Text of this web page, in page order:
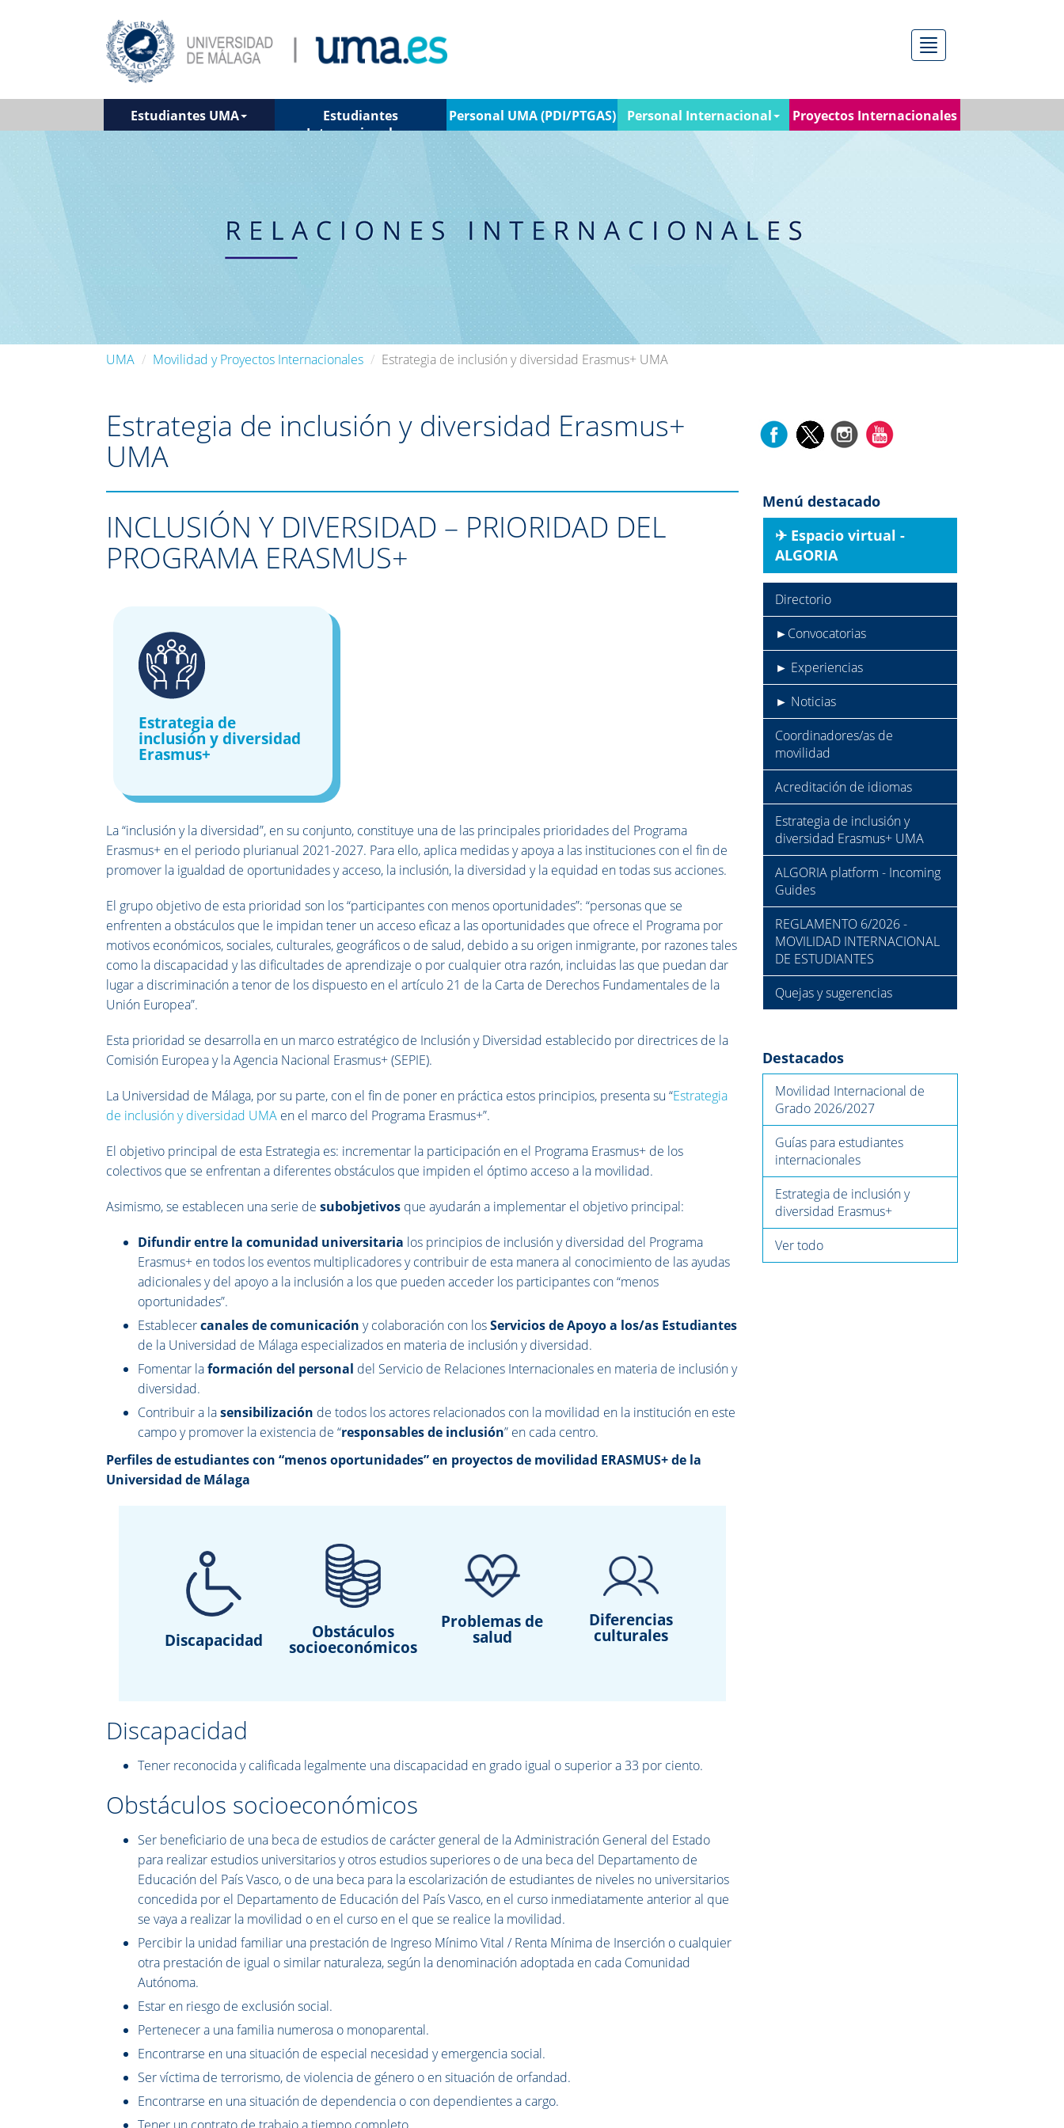
Menú
Estudiantes UMA
Estudiantes
Internacionales
Personal UMA (PDI/PTGAS) Personal Internacional Proyectos Internacionales
UMA Movilidad y Proyectos Internacionales Estrategia de inclusión y diversidad Erasmus+ UMA
Estrategia de inclusión y diversidad Erasmus+
UMA
INCLUSIÓN Y DIVERSIDAD – PRIORIDAD DEL
PROGRAMA ERASMUS+
Estrategia de
inclusión y diversidad
Erasmus+
La “inclusión y la diversidad”, en su conjunto, constituye una de las principales prioridades del Programa
Erasmus+ en el periodo plurianual 2021-2027. Para ello, aplica medidas y apoya a las instituciones con el fin de
promover la igualdad de oportunidades y acceso, la inclusión, la diversidad y la equidad en todas sus acciones.
El grupo objetivo de esta prioridad son los “participantes con menos oportunidades”: “personas que se
enfrenten a obstáculos que le impidan tener un acceso eficaz a las oportunidades que ofrece el Programa por
motivos económicos, sociales, culturales, geográficos o de salud, debido a su origen inmigrante, por razones tales
como la discapacidad y las dificultades de aprendizaje o por cualquier otra razón, incluidas las que puedan dar
lugar a discriminación a tenor de los dispuesto en el artículo 21 de la Carta de Derechos Fundamentales de la
Unión Europea”.
Esta prioridad se desarrolla en un marco estratégico de Inclusión y Diversidad establecido por directrices de la
Comisión Europea y la Agencia Nacional Erasmus+ (SEPIE).
La Universidad de Málaga, por su parte, con el fin de poner en práctica estos principios, presenta su “Estrategia
de inclusión y diversidad UMA en el marco del Programa Erasmus+”.
El objetivo principal de esta Estrategia es: incrementar la participación en el Programa Erasmus+ de los
colectivos que se enfrentan a diferentes obstáculos que impiden el óptimo acceso a la movilidad.
Asimismo, se establecen una serie desubobjetivos que ayudarán a implementar el objetivo principal:
Difundir entre la comunidad universitaria los principios de inclusión y diversidad del Programa
Erasmus+ en todos los eventos multiplicadores y contribuir de esta manera al conocimiento de las ayudas
adicionales y del apoyo a la inclusión a los que pueden acceder los participantes con “menos
oportunidades”.
Establecercanales de comunicacióny colaboración con losServicios de Apoyo a los/as Estudiantes
de la Universidad de Málaga especializados en materia de inclusión y diversidad.
Fomentar laformación del personal del Servicio de Relaciones Internacionales en materia de inclusión y
diversidad.
Contribuir a lasensibilización de todos los actores relacionados con la movilidad en la institución en este
campo y promover la existencia de “responsables de inclusión” en cada centro.
Perfiles de estudiantes con “menos oportunidades” en proyectos de movilidad ERASMUS+ de la
Universidad de Málaga
Discapacidad
Obstáculos
socioeconómicos
Problemas de
salud
Diferencias
culturales
Discapacidad
Tener reconocida y calificada legalmente una discapacidad en grado igual o superior a 33 por ciento.
Obstáculos socioeconómicos
Ser beneficiario de una beca de estudios de carácter general de la Administración General del Estado
para realizar estudios universitarios y otros estudios superiores o de una beca del Departamento de
Educación del País Vasco, o de una beca para la escolarización de estudiantes de niveles no universitarios
concedida por el Departamento de Educación del País Vasco, en el curso inmediatamente anterior al que
se vaya a realizar la movilidad o en el curso en el que se realice la movilidad.
Percibir la unidad familiar una prestación de Ingreso Mínimo Vital / Renta Mínima de Inserción o cualquier
otra prestación de igual o similar naturaleza, según la denominación adoptada en cada Comunidad
Autónoma.
Estar en riesgo de exclusión social.
Pertenecer a una familia numerosa o monoparental.
Encontrarse en una situación de especial necesidad y emergencia social.
Ser víctima de terrorismo, de violencia de género o en situación de orfandad.
Encontrarse en una situación de dependencia o con dependientes a cargo.
Menú destacado
✈︎ Espacio virtual -
ALGORIA
Directorio
►Convocatorias
► Experiencias
► Noticias
Coordinadores/as de
movilidad
Acreditación de idiomas
Estrategia de inclusión y
diversidad Erasmus+ UMA
ALGORIA platform - Incoming
Guides
REGLAMENTO 6/2026 -
MOVILIDAD INTERNACIONAL
DE ESTUDIANTES
Quejas y sugerencias
Destacados
Movilidad Internacional de
Grado 2026/2027
Guías para estudiantes
internacionales
Estrategia de inclusión y
diversidad Erasmus+
Ver todo